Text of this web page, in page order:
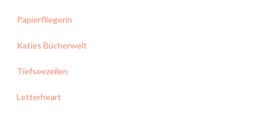
Papierfliegerin
Katies Bücherwelt
Tiefseezeilen
Letterheart